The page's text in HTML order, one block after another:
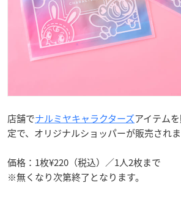
店舗でナルミヤキャラクターズアイテム
定で、オリジナルショッパーが販売されま
価格：1枚¥220（税込）／1人2枚まで
※無くなり次第終了となります。